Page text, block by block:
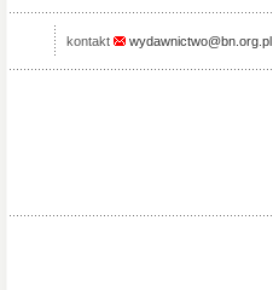
kontakt wydawnictwo@bn.org.pl